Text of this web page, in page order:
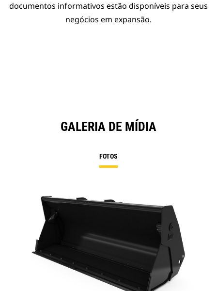
documentos informativos estão disponíveis para seus
negócios em expansão.
GALERIA DE MÍDIA
FOTOS